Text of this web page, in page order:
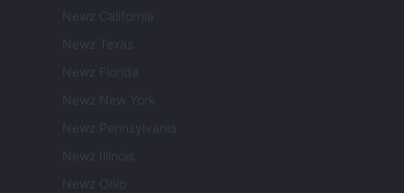
Newz California
Newz Texas
Newz Florida
Newz New York
Newz Pennsylvania
Newz Illinois
Newz Ohio